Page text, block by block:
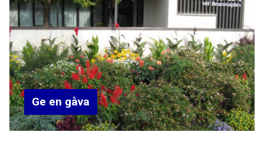
Ge en gåva